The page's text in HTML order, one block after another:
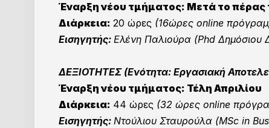
Έναρξη νέου τμήματος: Μετά το πέρας
Διάρκεια: 20 ώρες (16ώρες online
Εισηγητής: Ελένη Παλιούρα (Phd Δημόσιου
ΔΕΞΙΟΤΗΤΕΣ (Ενότητα: Εργασιακή
Έναρξη νέου τμήματος: Τέλη Απριλίου
Διάρκεια: 44 ώρες (32 ώρες online
Εισηγητής: Ντούλιου Σταυρούλα (MSc in